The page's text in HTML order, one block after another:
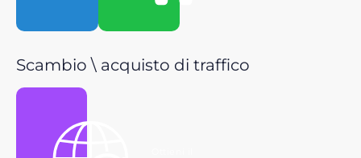
Scambio \ acquisto di traffico